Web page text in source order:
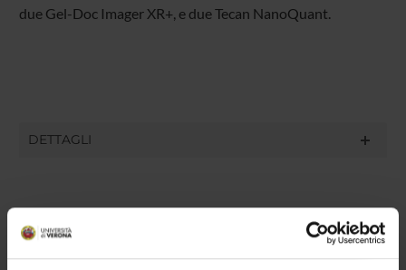
due Gel-Doc Imager XR+, e due Tecan NanoQuant.
DETTAGLI